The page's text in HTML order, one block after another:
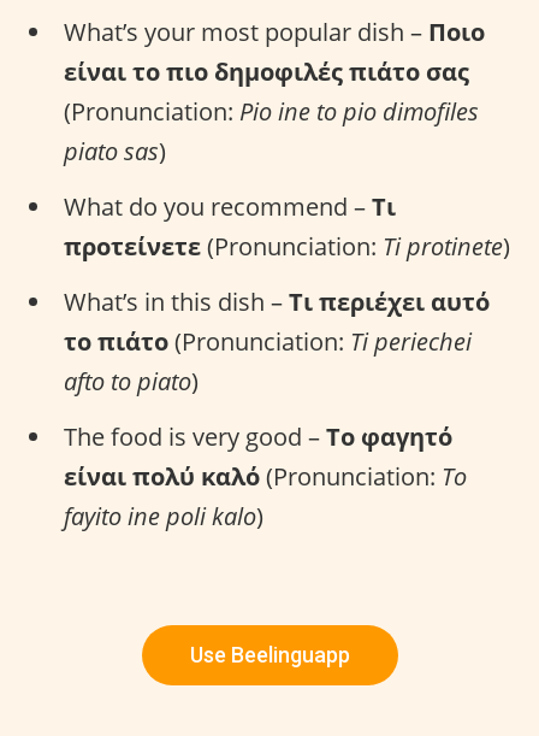
What’s your most popular dish – Ποιο
είναι το πιο δημοφιλές πιάτο σας
(Pronunciation: Pio ine to pio dimofiles
piato sas)
What do you recommend –Τι
προτείνετε(Pronunciation: Ti protinete)
What’s in this dish –Τι περιέχει αυτό
το πιάτο(Pronunciation: Ti periechei
afto to piato)
The food is very good –Το φαγητό
είναι πολύ καλό(Pronunciation: To
fayito ine poli kalo)
Use Beelinguapp